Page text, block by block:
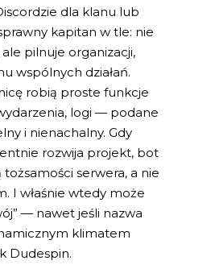
dla klanu lub
kapitan w tle: nie
pilnuje organizacji,
wspólnych działań.
robią proste funkcje
logi — podane
i nienachalny. Gdy
rozwija projekt, bot
tożsamości serwera, a nie
I właśnie wtedy może
— nawet jeśli nazwa
klimatem
Dudespin.